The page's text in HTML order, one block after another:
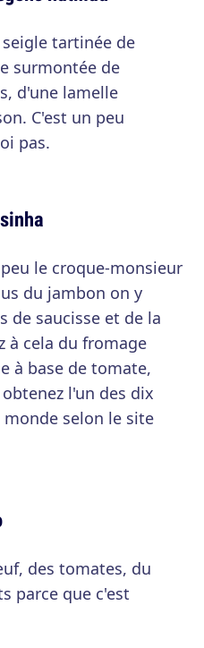
tartinée de
surmontée de
d'une lamelle
C'est un peu
pas.
le croque-monsieur
du jambon on y
de saucisse et de la
à cela du fromage
à base de tomate,
l'un des dix
selon le site
des tomates, du
parce que c'est